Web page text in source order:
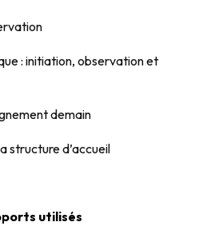
: initiation, observation et
demain
structure d’accueil
utilisés